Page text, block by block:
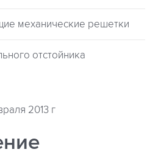
механические решетки
отстойника
2013 г